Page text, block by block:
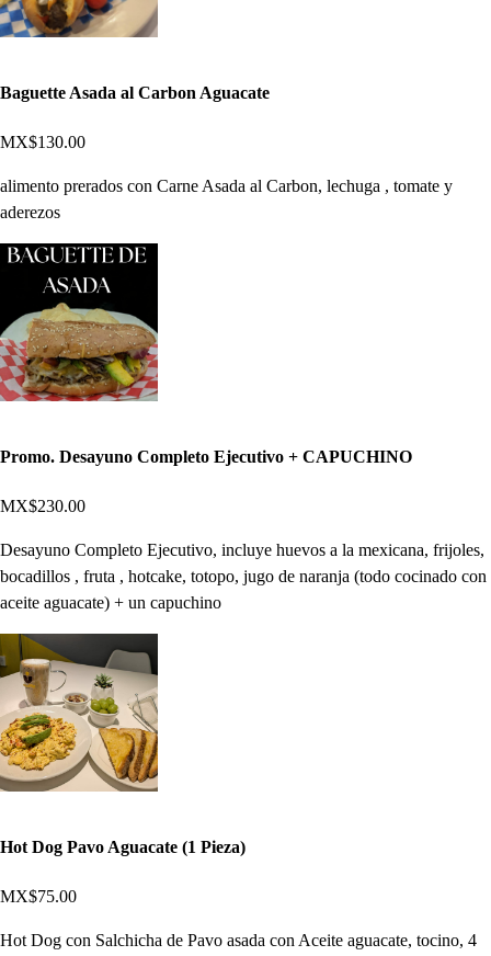
Baguette Asada al Carbon Aguacate
MX$130.00
alimento prerados con Carne Asada al Carbon, lechuga , tomate y
aderezos
Promo. Desayuno Completo Ejecutivo + CAPUCHINO
MX$230.00
Desayuno Completo Ejecutivo, incluye huevos a la mexicana, frijoles,
bocadillos , fruta , hotcake, totopo, jugo de naranja (todo cocinado con
aceite aguacate) + un capuchino
Hot Dog Pavo Aguacate (1 Pieza)
MX$75.00
Hot Dog con Salchicha de Pavo asada con Aceite aguacate, tocino, 4